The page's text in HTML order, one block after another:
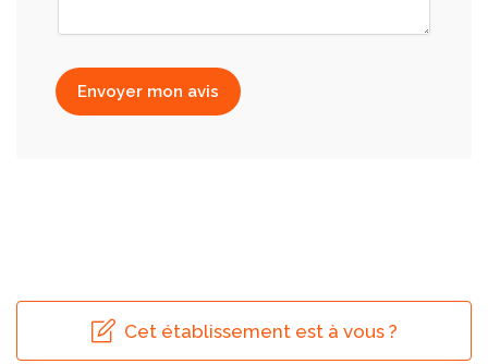
Envoyer mon avis
Cet établissement est à vous ?